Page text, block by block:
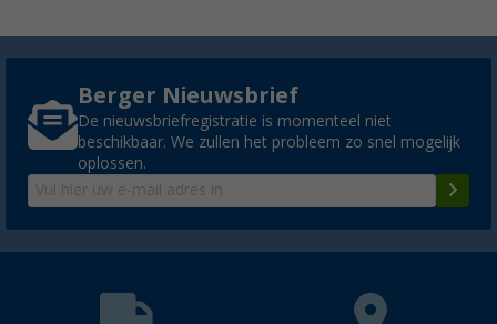
Berger Nieuwsbrief
De nieuwsbriefregistratie is momenteel niet
beschikbaar. We zullen het probleem zo snel mogelijk
oplossen.